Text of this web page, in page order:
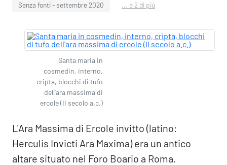
Senza fonti - settembre 2020 ... e 2 di più
Santa maria in
cosmedin, interno,
cripta, blocchi di tufo
dell'ara massima di
ercole (II secolo a.c.)
L'Ara Massima di Ercole invitto (latino:
Herculis Invicti Ara Maxima) era un antico
altare situato nel Foro Boario a Roma.